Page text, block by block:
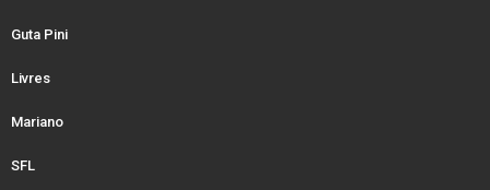
Guta Pini
Livres
Mariano
SFL